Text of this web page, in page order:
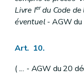
Livre Ierdu Code de
éventuel - AGW
Art. 10.
(... - AGW du 20